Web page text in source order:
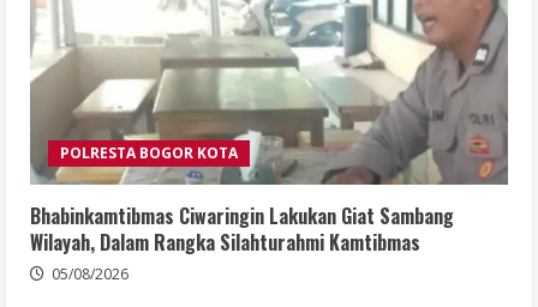
POLRESTA BOGOR KOTA
Bhabinkamtibmas Ciwaringin Lakukan Giat Sambang
Wilayah, Dalam Rangka Silahturahmi Kamtibmas
05/08/2026